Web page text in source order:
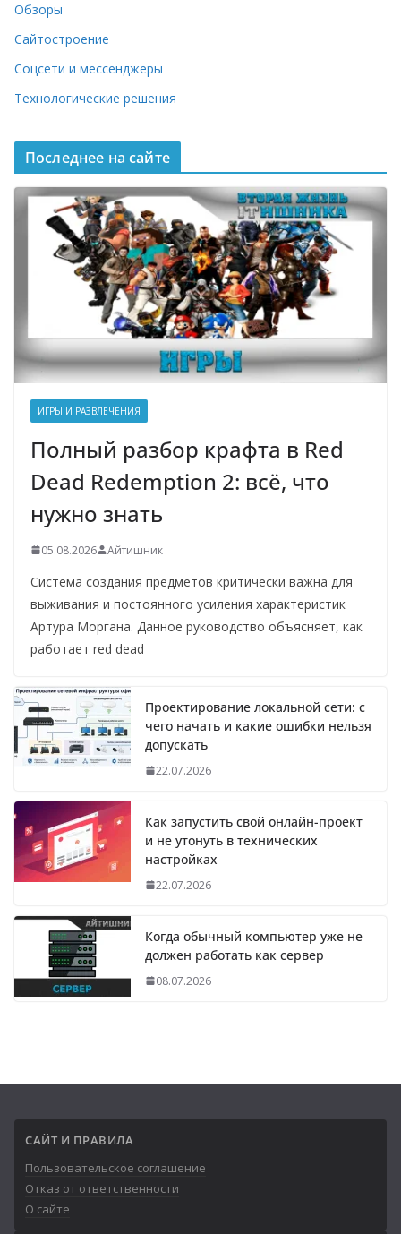
Обзоры
Сайтостроение
Соцсети и мессенджеры
Технологические решения
Последнее на сайте
ИГРЫ И РАЗВЛЕЧЕНИЯ
Полный разбор крафта в Red
Dead Redemption 2: всё, что
нужно знать
05.08.2026 Айтишник
Система создания предметов критически важна для
выживания и постоянного усиления характеристик
Артура Моргана. Данное руководство объясняет, как
работает red dead
Проектирование локальной сети: с
чего начать и какие ошибки нельзя
допускать
22.07.2026
Как запустить свой онлайн-проект
и не утонуть в технических
настройках
22.07.2026
Когда обычный компьютер уже не
должен работать как сервер
08.07.2026
САЙТ И ПРАВИЛА
Пользовательское соглашение
Отказ от ответственности
О сайте